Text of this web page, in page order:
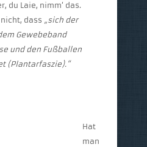
du Laie, nimm‘ das.
dass „sich der
Gewebeband
und den Fußballen
(Plantarfaszie).“
Hat
man